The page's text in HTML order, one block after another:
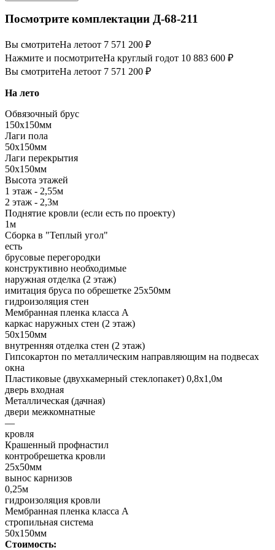
Посмотрите комплектации Д-68-211
Вы смотритеНа летоот 7 571 200 ₽
Нажмите и посмотритеНа круглый годот 10 883 600 ₽
Вы смотритеНа летоот 7 571 200 ₽
На лето
Обвязочный брус
150х150мм
Лаги пола
50х150мм
Лаги перекрытия
50х150мм
Высота этажей
1 этаж - 2,55м
2 этаж - 2,3м
Поднятие кровли (если есть по проекту)
1м
Сборка в "Теплый угол"
есть
брусовые перегородки
конструктивно необходимые
наружная отделка (2 этаж)
имитация бруса по обрешетке 25х50мм
гидроизоляция стен
Мембранная пленка класса А
каркас наружных стен (2 этаж)
50х150мм
внутренняя отделка стен (2 этаж)
Гипсокартон по металлическим направляющим на подвесах
окна
Пластиковые (двухкамерный стеклопакет) 0,8х1,0м
дверь входная
Металлическая (дачная)
двери межкомнатные
—
кровля
Крашенный профнастил
контробрешетка кровли
25х50мм
вынос карнизов
0,25м
гидроизоляция кровли
Мембранная пленка класса А
стропильная система
50х150мм
Стоимость: